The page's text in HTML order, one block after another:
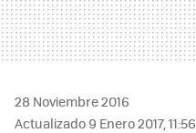
28 Noviembre 2016
Actualizado 9 Enero 2017, 11:56